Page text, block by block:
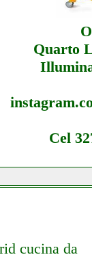
Quarto
Cel
cucina da